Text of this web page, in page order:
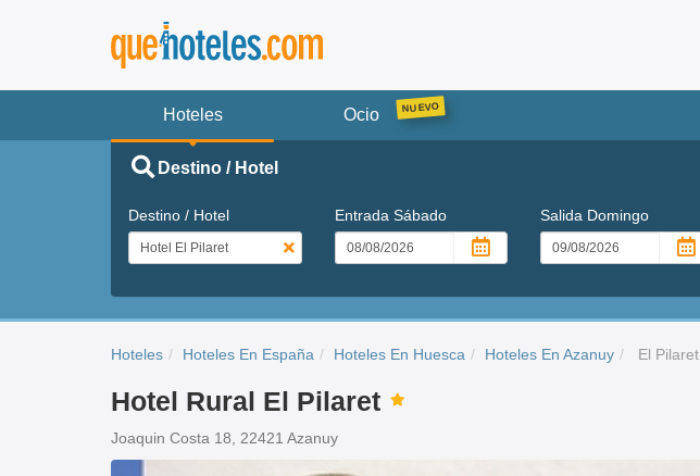
Hoteles Ocio
Destino / Hotel
Destino / Hotel Entrada Sábado Salida Domingo
Hoteles Hoteles En España Hoteles En Huesca Hoteles En Azanuy El Pilaret
Hotel Rural El Pilaret
Joaquin Costa 18, 22421 Azanuy